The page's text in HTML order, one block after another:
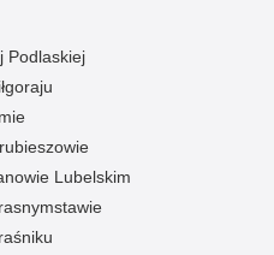
Podlaskiej
Lubelskim